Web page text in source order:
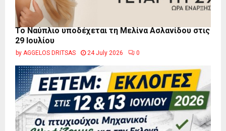
Το Ναύπλιο υποδέχεται τη Μελίνα Ασλανίδου στις
29 Ιουλίου
by AGGELOS DRITSAS 24 July 2026 0